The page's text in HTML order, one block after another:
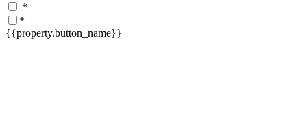
*
*
{{property.button_name}}